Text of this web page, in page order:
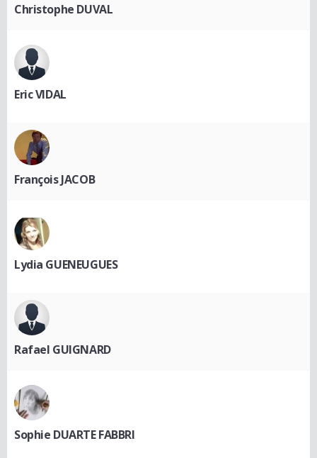
Christophe DUVAL
Eric VIDAL
François JACOB
Lydia GUENEUGUES
Rafael GUIGNARD
Sophie DUARTE FABBRI